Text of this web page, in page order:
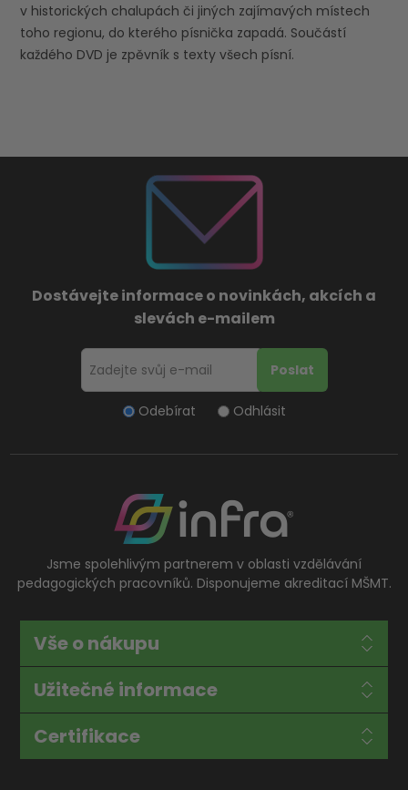
v historických chalupách či jiných zajímavých místech
toho regionu, do kterého písnička zapadá. Součástí
každého DVD je zpěvník s texty všech písní.
Dostávejte informace o novinkách, akcích a
slevách e-mailem
Odebírat Odhlásit
Jsme spolehlivým partnerem v oblasti vzdělávání
pedagogických pracovníků. Disponujeme akreditací MŠMT.
Vše o nákupu
Užitečné informace
Certifikace